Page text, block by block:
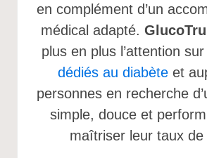
en complément d’un
médical adapté.
plus en plus l’attention
dédiés au diabèteet
personnes en recherche
simple, douce et
maîtriser leur taux de